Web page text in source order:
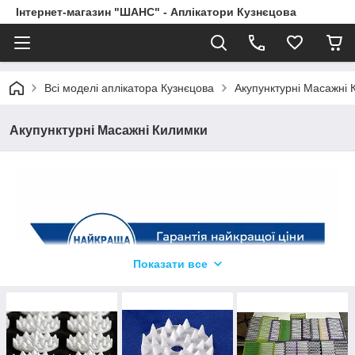
Інтернет-магазин "ШАНС" - Аплікатори Кузнєцова
Всі моделі аплікатора Кузнєцова Акупунктурні Масажні
Акупунктурні Масажні Килимки
Показати все